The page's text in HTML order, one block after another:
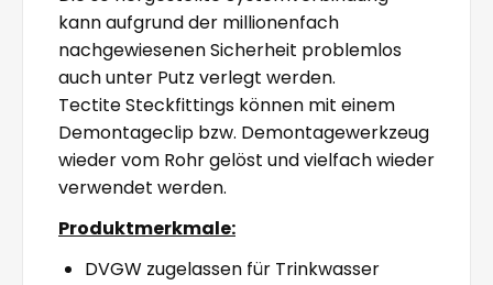
kann aufgrund der millionenfach
nachgewiesenen Sicherheit problemlos
auch unter Putz verlegt werden.
Tectite Steckfittings können mit einem
Demontageclip bzw. Demontagewerkzeug
wieder vom Rohr gelöst und vielfach wieder
verwendet werden.
Produktmerkmale:
DVGW zugelassen für Trinkwasser